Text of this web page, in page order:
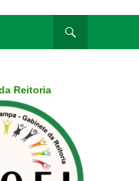
Reitoria